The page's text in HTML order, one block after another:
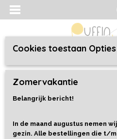
Tendresse
Cookies toestaan Opties
Zomervakantie
Belangrijk bericht!
In de maand augustus nemen
gezin. Alle bestellingen die t/